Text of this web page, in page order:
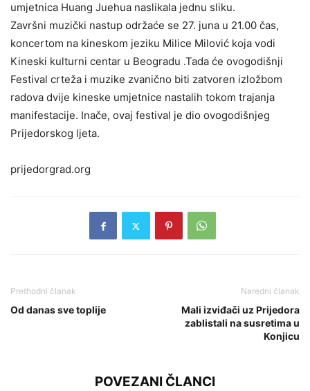
umjetnica Huang Juehua naslikala jednu sliku.
Završni muzički nastup održaće se 27. juna u 21.00 čas,
koncertom na kineskom jeziku Milice Milović koja vodi
Kineski kulturni centar u Beogradu .Tada će ovogodišnji
Festival crteža i muzike zvanično biti zatvoren izložbom
radova dvije kineske umjetnice nastalih tokom trajanja
manifestacije. Inače, ovaj festival je dio ovogodišnjeg
Prijedorskog ljeta.
prijedorgrad.org
Prethodni članak
Od danas sve toplije
Naredni članak
Mali izviđači uz Prijedora
zablistali na susretima u
Konjicu
POVEZANI ČLANCI